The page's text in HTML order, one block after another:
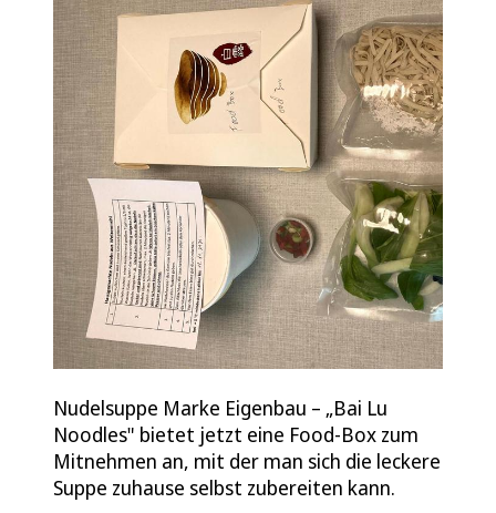
Nudelsuppe Marke Eigenbau – „Bai Lu
Noodles" bietet jetzt eine Food-Box zum
Mitnehmen an, mit der man sich die leckere
Suppe zuhause selbst zubereiten kann.